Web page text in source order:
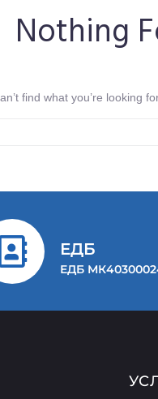
Nothing
find what you’re looking
ЕДБ
ЕДБ